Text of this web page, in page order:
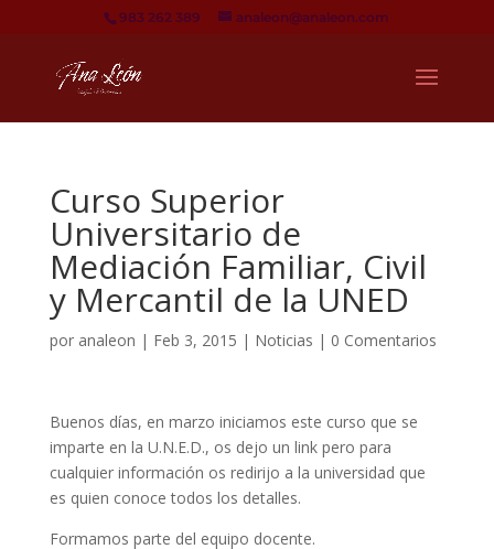
983 262 389 analeon@analeon.com
Curso Superior
Universitario de
Mediación Familiar, Civil
y Mercantil de la UNED
por analeon | Feb 3, 2015 | Noticias | 0 Comentarios
Buenos días, en marzo iniciamos este curso que se
imparte en la U.N.E.D., os dejo un link pero para
cualquier información os redirijo a la universidad que
es quien conoce todos los detalles.
Formamos parte del equipo docente.